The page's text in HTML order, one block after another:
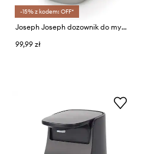
-15% z kodem: OFF*
Joseph Joseph dozownik do mydła Slim
99,99 zł